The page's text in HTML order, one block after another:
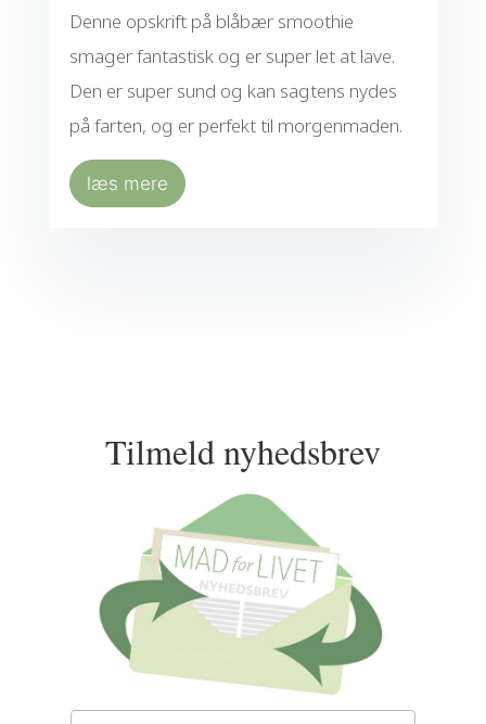
Denne opskrift på blåbær smoothie
smager fantastisk og er super let at lave.
Den er super sund og kan sagtens nydes
på farten, og er perfekt til morgenmaden.
læs mere
Tilmeld nyhedsbrev